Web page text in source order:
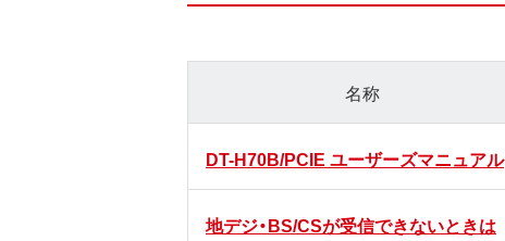
名称
DT-H70B/PCIE ユーザーズマニュアル
地デジ・BS/CSが受信できないときは